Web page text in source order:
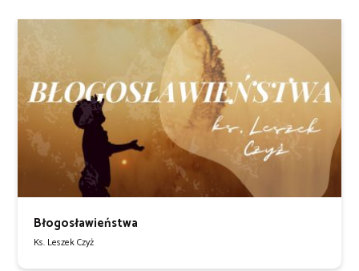
Błogosławieństwa
Ks. Leszek Czyż